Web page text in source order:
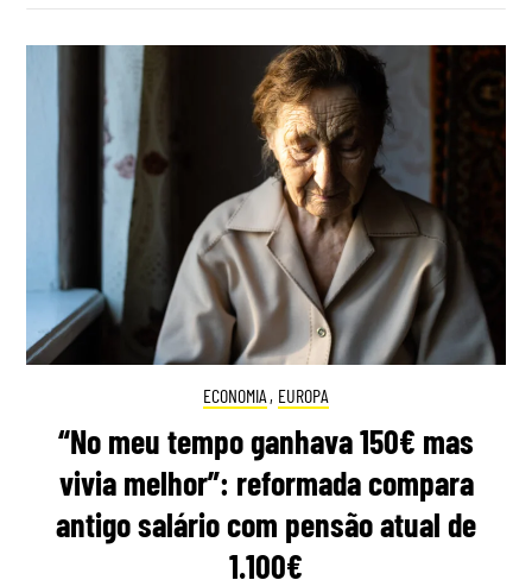
ECONOMIA , EUROPA
“No meu tempo ganhava 150€ mas
vivia melhor”: reformada compara
antigo salário com pensão atual de
1.100€